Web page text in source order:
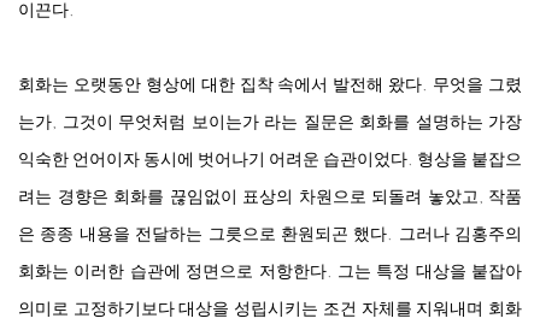
이끈다.
회화는 오랫동안 형상에 대한 집착 속에서 발전해 왔다. 무엇을 그렸
는가, 그것이 무엇처럼 보이는가 라는 질문은 회화를 설명하는 가장
익숙한 언어이자 동시에 벗어나기 어려운 습관이었다. 형상을 붙잡으
려는 경향은 회화를 끊임없이 표상의 차원으로 되돌려 놓았고, 작품
은 종종 내용을 전달하는 그릇으로 환원되곤 했다. 그러나 김홍주의
회화는 이러한 습관에 정면으로 저항한다. 그는 특정 대상을 붙잡아
의미로 고정하기보다 대상을 성립시키는 조건 자체를 지워내며 회화